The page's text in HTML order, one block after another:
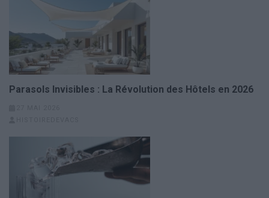
Parasols Invisibles : La Révolution des Hôtels en 2026